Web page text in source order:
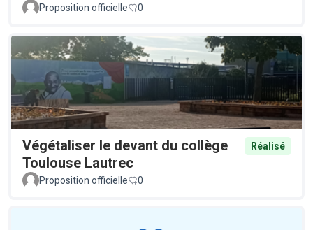
Proposition officielle 0
Végétaliser le devant du collège
Toulouse Lautrec
Réalisé
Proposition officielle 0